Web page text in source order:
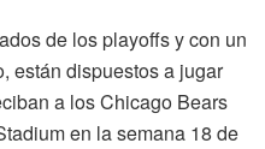
de los playoffs y con un
están dispuestos a jugar
a los Chicago Bears
en la semana 18 de